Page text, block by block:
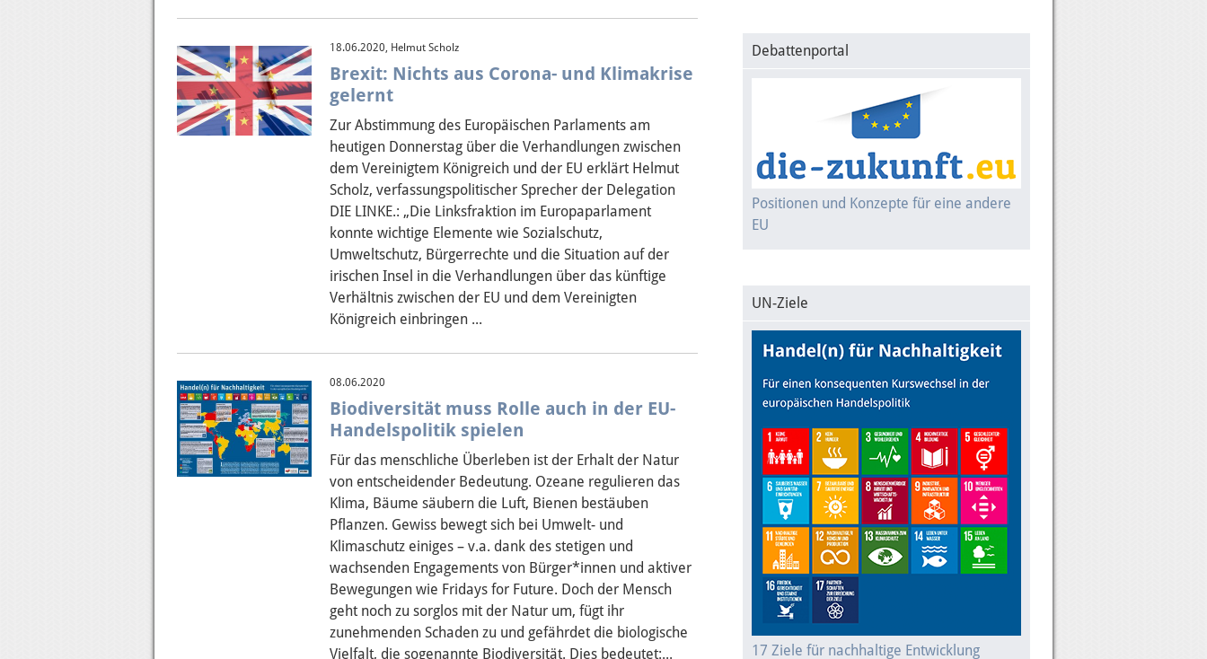
18.06.2020, Helmut Scholz
Brexit: Nichts aus Corona- und Klimakrise
gelernt
Zur Abstimmung des Europäischen Parlaments am
heutigen Donnerstag über die Verhandlungen zwischen
dem Vereinigtem Königreich und der EU erklärt Helmut
Scholz, verfassungspolitischer Sprecher der Delegation
DIE LINKE.: „Die Linksfraktion im Europaparlament
konnte wichtige Elemente wie Sozialschutz,
Umweltschutz, Bürgerrechte und die Situation auf der
irischen Insel in die Verhandlungen über das künftige
Verhältnis zwischen der EU und dem Vereinigten
Königreich einbringen ...
08.06.2020
Biodiversität muss Rolle auch in der EU-
Handelspolitik spielen
Für das menschliche Überleben ist der Erhalt der Natur
von entscheidender Bedeutung. Ozeane regulieren das
Klima, Bäume säubern die Luft, Bienen bestäuben
Pflanzen. Gewiss bewegt sich bei Umwelt- und
Klimaschutz einiges – v.a. dank des stetigen und
wachsenden Engagements von Bürger*innen und aktiver
Bewegungen wie Fridays for Future. Doch der Mensch
geht noch zu sorglos mit der Natur um, fügt ihr
zunehmenden Schaden zu und gefährdet die biologische
Vielfalt, die sogenannte Biodiversität. Dies bedeutet:...
Debattenportal
Positionen und Konzepte für eine andere
EU
UN-Ziele
17 Ziele für nachhaltige Entwicklung